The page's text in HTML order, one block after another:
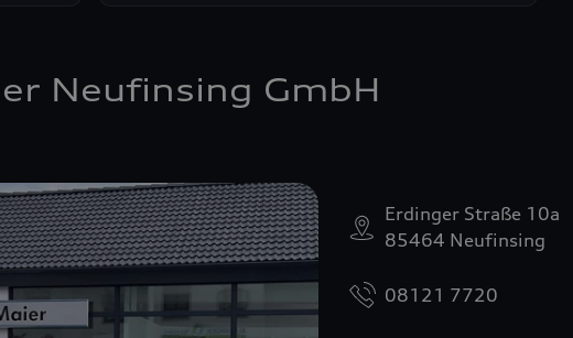
Neufinsing GmbH
Erdinger Straße 10a
85464 Neufinsing
08121 7720